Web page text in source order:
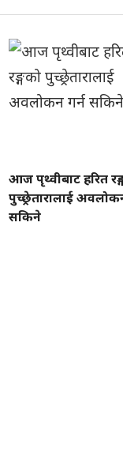
आज पृथ्वीबाट हरित
पुच्छ्रेतारालाई
सकिने